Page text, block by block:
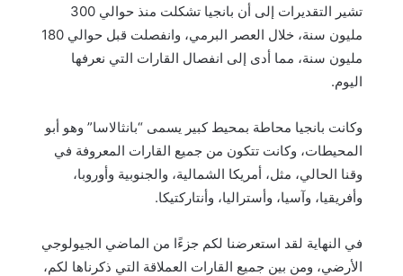
تشير التقديرات إلى أن بانجيا تشكلت منذ حوالي 300
مليون سنة، خلال العصر البرمي، وانفصلت قبل حوالي 180
مليون سنة، مما أدى إلى انفصال القارات التي نعرفها
اليوم.
وكانت بانجيا محاطة بمحيط كبير يسمى “بانثالاسا” وهو أبو
المحيطات، وكانت تتكون من جميع القارات المعروفة في
وقنا الحالي، مثل، أمريكا الشمالية، والجنوبية وأوروبا،
وأفريقيا، وآسيا، وأستراليا، وأنتاركتيكا.
في النهاية لقد استعرضنا لكم جزءًا من الماضي الجيولوجي
الأرضي، ومن بين جميع القارات العملاقة التي ذكرناها لكم،